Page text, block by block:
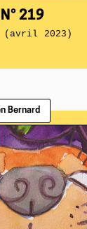
219
(avril 2023)
Bernard